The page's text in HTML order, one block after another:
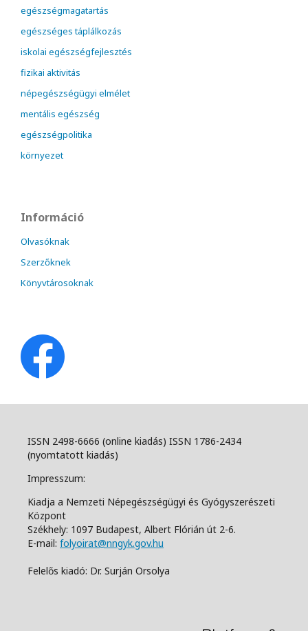
egészségmagatartás
egészséges táplálkozás
iskolai egészségfejlesztés
fizikai aktivitás
népegészségügyi elmélet
mentális egészség
egészségpolitika
környezet
Információ
Olvasóknak
Szerzőknek
Könyvtárosoknak
ISSN 2498-6666 (online kiadás) ISSN 1786-2434
(nyomtatott kiadás)
Impresszum:
Kiadja a Nemzeti Népegészségügyi és Gyógyszerészeti
Központ
Székhely: 1097 Budapest, Albert Flórián út 2-6.
E-mail: folyoirat@nngyk.gov.hu
Felelős kiadó: Dr. Surján Orsolya